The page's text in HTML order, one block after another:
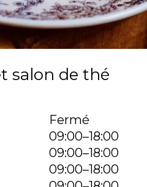
salon de thé
Fermé
09:00–18:00
09:00–18:00
09:00–18:00